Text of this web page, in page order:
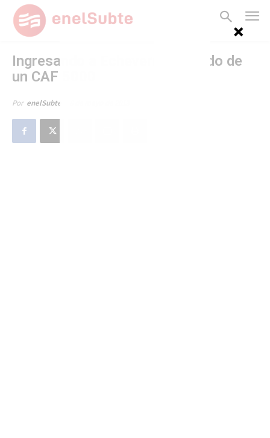
Ingresando a Echeverría a bordo de
un CAF 5000
Por enelSubte